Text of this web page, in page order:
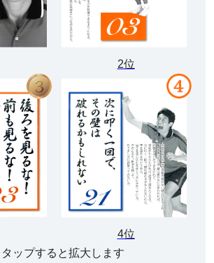
2位
4位
ップすると拡大します